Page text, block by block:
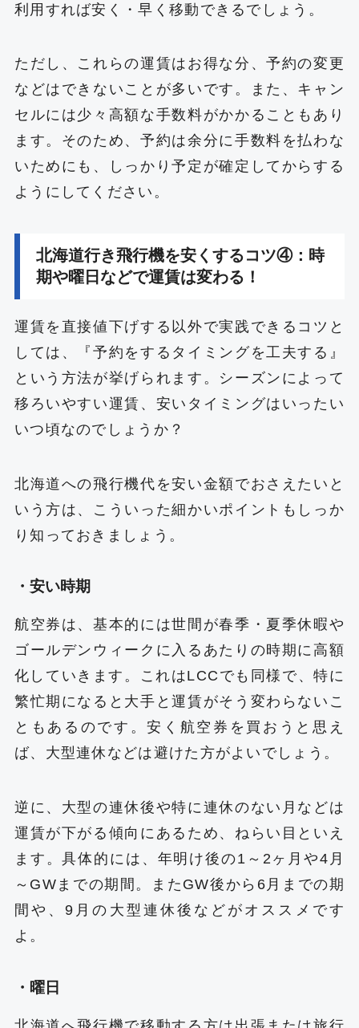
利用すれば安く・早く移動できるでしょう。
ただし、これらの運賃はお得な分、予約の変更
などはできないことが多いです。また、キャン
セルには少々高額な手数料がかかることもあり
ます。そのため、予約は余分に手数料を払わな
いためにも、しっかり予定が確定してからする
ようにしてください。
北海道行き飛行機を安くするコツ④：時
期や曜日などで運賃は変わる！
運賃を直接値下げする以外で実践できるコツと
しては、『予約をするタイミングを工夫する』
という方法が挙げられます。シーズンによって
移ろいやすい運賃、安いタイミングはいったい
いつ頃なのでしょうか？
北海道への飛行機代を安い金額でおさえたいと
いう方は、こういった細かいポイントもしっか
り知っておきましょう。
・安い時期
航空券は、基本的には世間が春季・夏季休暇や
ゴールデンウィークに入るあたりの時期に高額
化していきます。これはLCCでも同様で、特に
繁忙期になると大手と運賃がそう変わらないこ
ともあるのです。安く航空券を買おうと思え
ば、大型連休などは避けた方がよいでしょう。
逆に、大型の連休後や特に連休のない月などは
運賃が下がる傾向にあるため、ねらい目といえ
ます。具体的には、年明け後の1～2ヶ月や4月
～GWまでの期間。またGW後から6月までの期
間や、9月の大型連休後などがオススメです
よ。
・曜日